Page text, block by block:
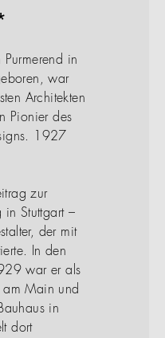
in
war
Architekten
Pionier des
1927
zur
in Stuttgart –
der mit
In den
war er als
am Main und
in
dort